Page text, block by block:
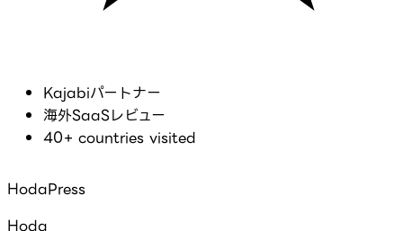
Kajabiパートナー
海外SaaSレビュー
40+ countries visited
HodaPress
Hoda